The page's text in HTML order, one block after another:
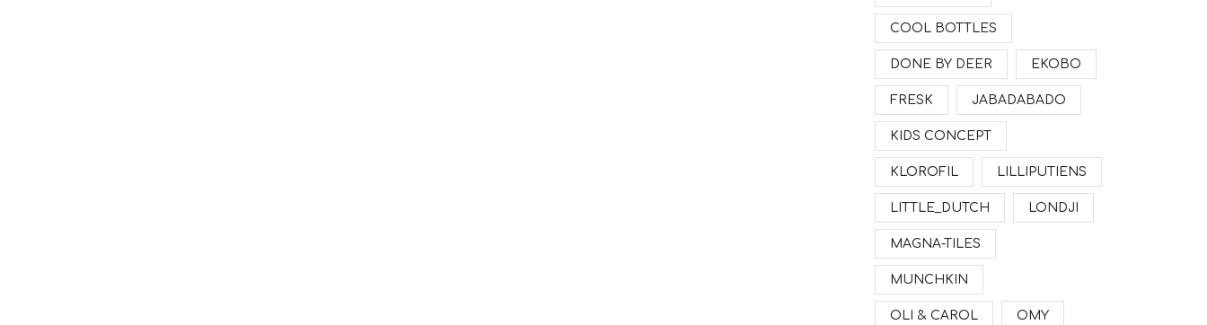
COOL BOTTLES
DONE BY DEER EKOBO
FRESK JABADABADO
KIDS CONCEPT
KLOROFIL LILLIPUTIENS
LITTLE_DUTCH LONDJI
MAGNA-TILES
MUNCHKIN
OLI & CAROL OMY